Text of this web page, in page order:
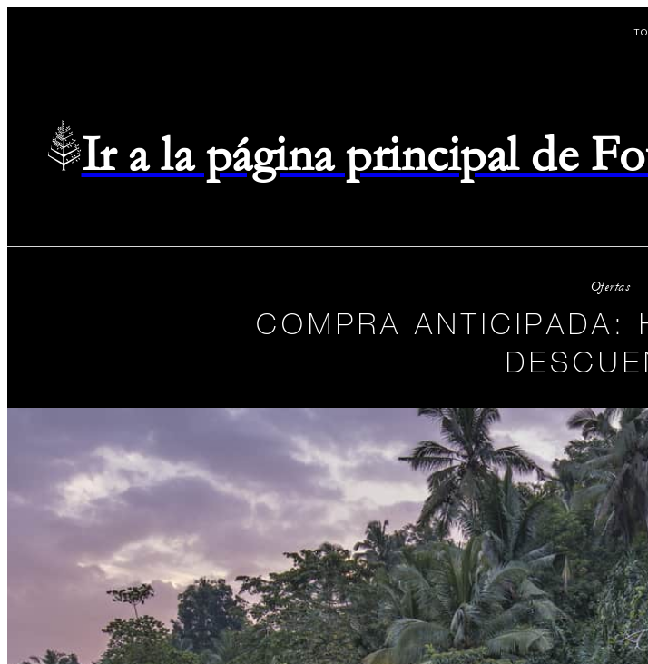
Ir a la página principal de
Ofertas
COMPRA ANTICIPADA: